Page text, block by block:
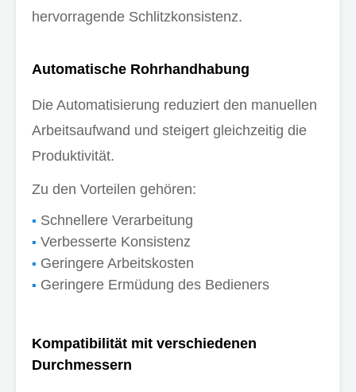
hervorragende Schlitzkonsistenz.
Automatische Rohrhandhabung
Die Automatisierung reduziert den manuellen
Arbeitsaufwand und steigert gleichzeitig die
Produktivität.
Zu den Vorteilen gehören:
Schnellere Verarbeitung
Verbesserte Konsistenz
Geringere Arbeitskosten
Geringere Ermüdung des Bedieners
Kompatibilität mit verschiedenen
Durchmessern